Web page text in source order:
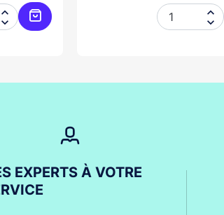


Ajouter au panier


EXPERTS À VOTRE